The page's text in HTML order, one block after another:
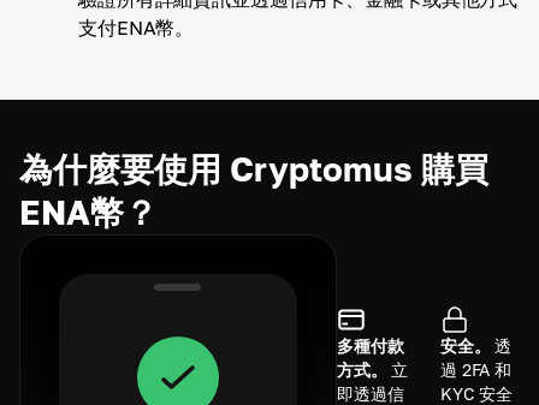
支付ENA幣。
為什麼要使用 Cryptomus 購買
ENA幣？
多種付款
方式。
立
即透過信
安全。
透
過 2FA 和
KYC 安全